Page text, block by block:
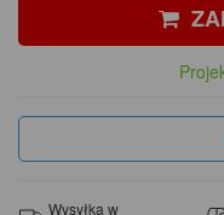
Wysyłka w